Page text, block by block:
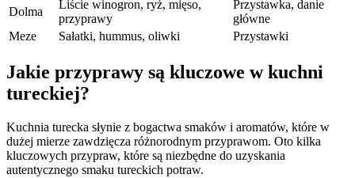
Dolma
Liście winogron, ryż, mięso,
przyprawy
Przystawka, danie
główne
Meze
Sałatki, hummus, oliwki Przystawki
Jakie przyprawy są kluczowe w kuchni
tureckiej?
Kuchnia turecka słynie z bogactwa smaków i aromatów, które w
dużej mierze zawdzięcza różnorodnym przyprawom. Oto kilka
kluczowych przypraw, które są niezbędne do uzyskania
autentycznego smaku tureckich potraw.